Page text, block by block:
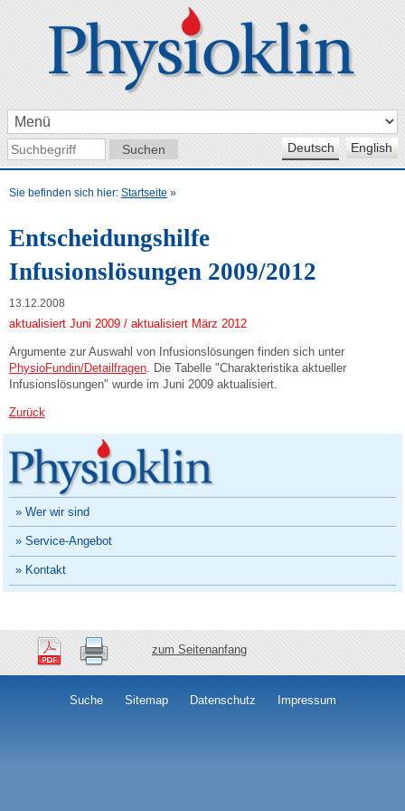
Deutsch English
Sie befinden sich hier: Startseite »
Entscheidungshilfe
Infusionslösungen 2009/2012
13.12.2008
aktualisiert Juni 2009 / aktualisiert März 2012
Argumente zur Auswahl von Infusionslösungen finden sich unter
PhysioFundin/Detailfragen. Die Tabelle "Charakteristika aktueller
Infusionslösungen" wurde im Juni 2009 aktualisiert.
Zurück
» Wer wir sind
» Service-Angebot
» Kontakt
zum Seitenanfang
Suche Sitemap Datenschutz Impressum